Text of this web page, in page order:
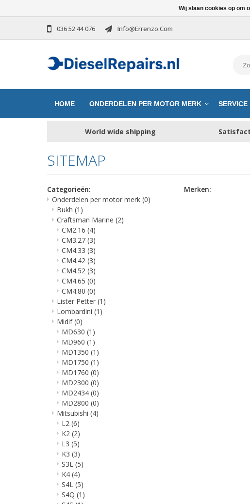
036 52 44 076 Info@errenzo.com
HOME ONDERDELEN PER MOTOR MERK SERVICE
World wide shipping
SITEMAP
Categorieën:
Onderdelen per motor merk (0)
Bukh (1)
Craftsman Marine (2)
CM2.16 (4)
CM3.27 (3)
CM4.33 (3)
CM4.42 (3)
CM4.52 (3)
CM4.65 (0)
CM4.80 (0)
Lister Petter(1)
Lombardini (1)
Midif(0)
MD630 (1)
MD960 (1)
MD1350 (1)
MD1750 (1)
MD1760 (0)
MD2300 (0)
MD2434 (0)
MD2800 (0)
Mitsubishi (4)
L2 (6)
K2 (2)
L3 (5)
K3 (3)
S3L (5)
K4 (4)
S4L (5)
S4Q (1)
Merken:
Wij slaan cookies op om